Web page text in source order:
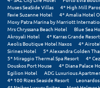
Λήμνος
Λίμνη Πλαστήρα
Λιτόχωρο
Λουτρά Πόζαρ
Muses SeaSide Villas
4* High Mill Paros
Favie Suzanne Hotel
4* Amalia Hotel
Moxy Patra Marina by Marriott
Mrs Chryssana Beach Hotel
Blue Sea
Akroyali Hotel
4* Karras Grande
Aeolis Boutique Hotel Naxos
4*
Sirines Hotel
5* Alexandra Golden
5* Miraggio Thermal Spa Resort
4*
Douskos Port House
4* Diana Palace
Egilion Hotel
ADG Luxurious
4* 100 Rizes Seaside Resort